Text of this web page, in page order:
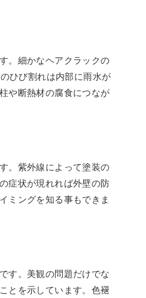
。細かなヘアクラックの
ひび割れは内部に雨水が
や断熱材の腐食につなが
。紫外線によって塗装の
症状が現れれば外壁の防
ミングを知る事もできま
す。美観の問題だけでな
とを示しています。色褪